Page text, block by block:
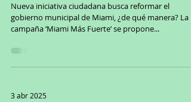
Nueva iniciativa ciudadana busca reformar el
gobierno municipal de Miami, ¿de qué manera? La
campaña ‘Miami Más Fuerte’ se propone...
3 abr 2025